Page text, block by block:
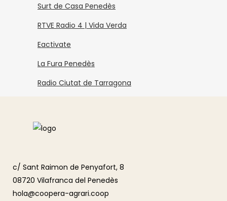
Surt de Casa Penedès
RTVE Radio 4 | Vida Verda
Eactivate
La Fura Penedès
Radio Ciutat de Tarragona
c/ Sant Raimon de Penyafort, 8
08720 Vilafranca del Penedès
hola@coopera-agrari.coop